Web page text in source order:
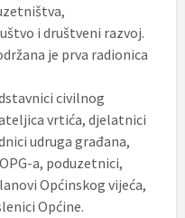
i društveni razvoj.
je prva radionica
civilnog
vrtića, djelatnici
udruga građana,
a, poduzetnici,
Općinskog vijeća,
Općine.